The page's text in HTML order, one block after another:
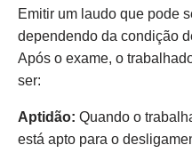
Emitir um laudo que pode
dependendo da condição
Após o exame, o
ser:
Aptidão: Quando o
está apto para o